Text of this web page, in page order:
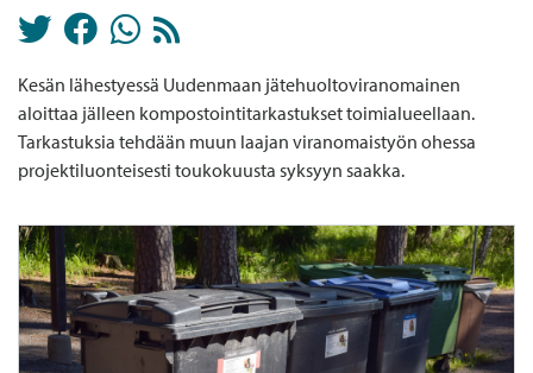
Kesän lähestyessä Uudenmaan jätehuoltoviranomainen
aloittaa jälleen kompostointitarkastukset toimialueellaan.
Tarkastuksia tehdään muun laajan viranomaistyön ohessa
projektiluonteisesti toukokuusta syksyyn saakka.